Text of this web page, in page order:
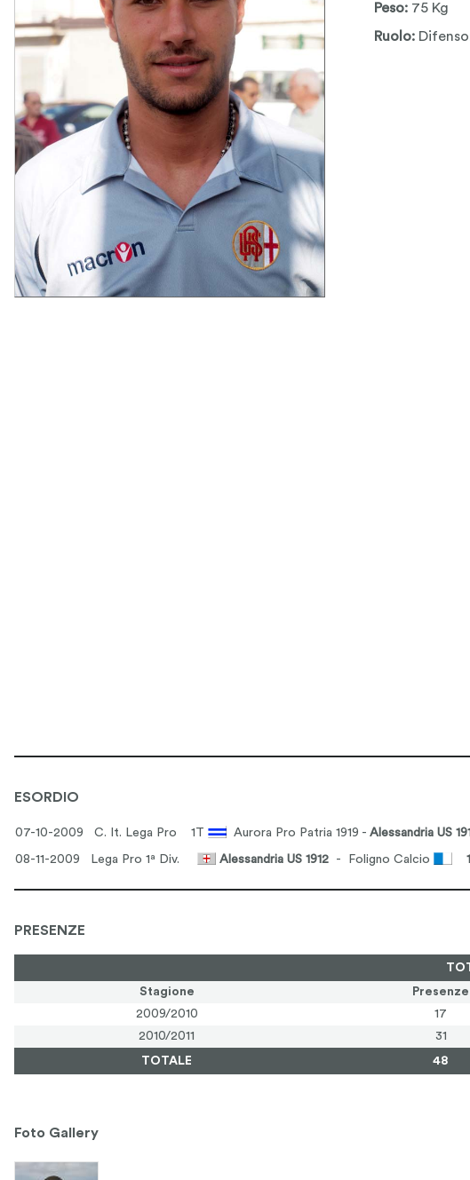
Peso: 75 Kg
Ruolo:
ESORDIO
07-10-2009 C. It. Lega Pro 1T Aurora Pro Patria 1919 - Alessandria US
08-11-2009 Lega Pro 1ª Div. Alessandria US 1912 - Foligno Calcio 1
PRESENZE
Stagione
Presenze
2009/2010
17
2010/2011
31
TOTALE
48
Foto Gallery